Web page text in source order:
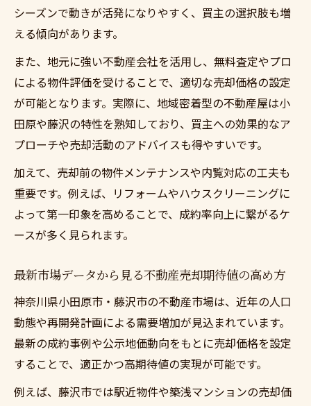
藤沢市や小田原市の市場動向がもたらす売却チ
ャンス
不動産売却に活かせる市場動向の読み解き
方
藤沢市と小田原市の動向が売却に与える影
響
最新市場トレンドから得られる不動産売却
チャンス
売却タイミングを見極める市場分析手法と
は
不動産売却で注目したい地域市場の変化と
賢い不動産売却を実現するための市場予測と分
析
不動産売却で役立つ市場予測の活用ポイン
ト
データを活かす不動産売却の分析手法を紹
介
シーズンで動きが活発になりやすく、買主の選択肢も増
える傾向があります。
また、地元に強い不動産会社を活用し、無料査定やプロ
による物件評価を受けることで、適切な売却価格の設定
が可能となります。実際に、地域密着型の不動産屋は小
田原や藤沢の特性を熟知しており、買主への効果的なア
プローチや売却活動のアドバイスも得やすいです。
加えて、売却前の物件メンテナンスや内覧対応の工夫も
重要です。例えば、リフォームやハウスクリーニングに
よって第一印象を高めることで、成約率向上に繋がるケ
ースが多く見られます。
最新市場データから見る不動産売却期待値の高め方
神奈川県小田原市・藤沢市の不動産市場は、近年の人口
動態や再開発計画による需要増加が見込まれています。
最新の成約事例や公示地価動向をもとに売却価格を設定
することで、適正かつ高期待値の実現が可能です。
例えば、藤沢市では駅近物件や築浅マンションの売却価